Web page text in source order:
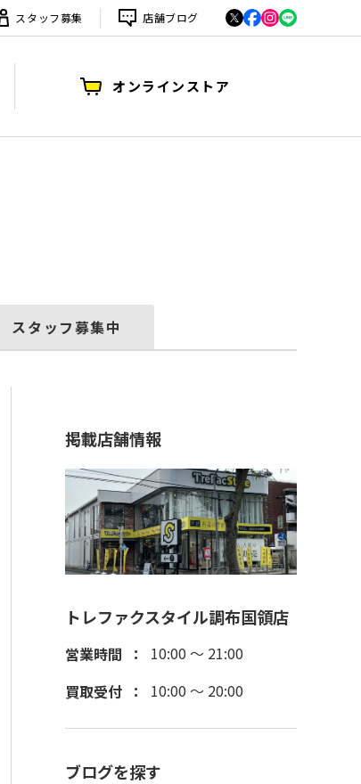
スタッフ募集 店舗ブログ
オンラインストア
スタッフ募集中
掲載店舗情報
トレファクスタイル調布国領店
営業時間
10:00 ～ 21:00
買取受付
10:00 ～ 20:00
ブログを探す